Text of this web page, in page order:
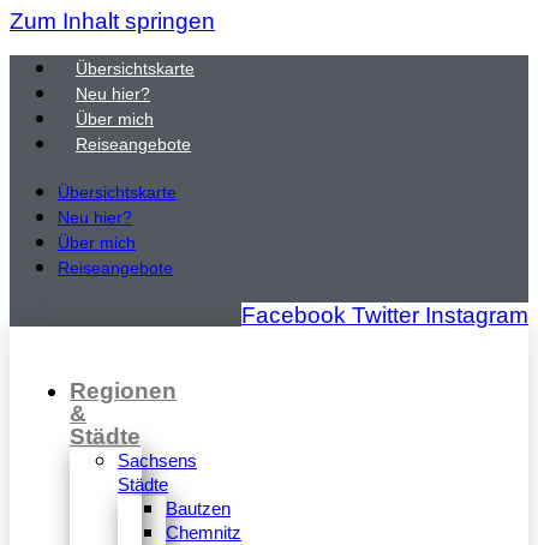
Zum Inhalt springen
Übersichtskarte
Neu hier?
Über mich
Reiseangebote
Übersichtskarte
Neu hier?
Über mich
Reiseangebote
Facebook Twitter Instagram
Regionen
&
Städte
Sachsens
Städte
Bautzen
Chemnitz